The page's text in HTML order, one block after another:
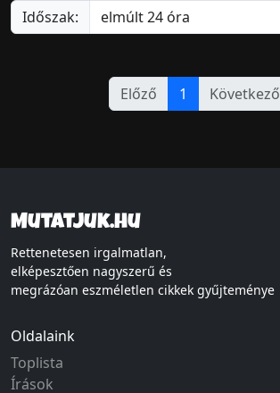
Időszak:
Előző 1 Következő
Mutatjuk.hu
Rettenetesen irgalmatlan,
elképesztően nagyszerű és
megrázóan eszméletlen cikkek gyűjteménye
Oldalaink
Toplista
Írások